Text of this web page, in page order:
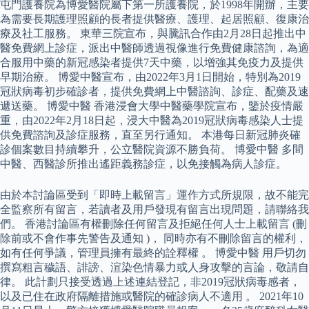
屯門護養院為博愛醫院屬下第一所護養院，於1998年開辦，主要
為需要長期護理照顧的長者提供醫療、護理、起居照顧、復康治
療及社工服務。 東華三院宣布，與騰訊合作由2月28日起推出中
醫免費網上診症，派出中醫師透過視像進行免費健康諮詢，為適
合服用中藥的新冠感染者提供7天中藥，以增強其免疫力及提供
早期治療。 博愛中醫宣布，由2022年3月1日開始，特別為2019
冠狀病毒初步確診者，提供免費網上中醫諮詢、診症、配藥及速
遞送藥。 博愛中醫 香港浸會大學中醫藥學院宣布，鑒於疫情嚴
重，由2022年2月18日起，浸大中醫為2019冠狀病毒感染人士提
供免費諮詢及診症服務，直至另行通知。 本港每日新冠肺炎確
診個案數目持續攀升，公立醫院資源不勝負荷。 博愛中醫 多間
中醫、西醫診所推出遙距義務診症，以免接觸為病人診症。
由於本討論區受到「即時上載留言」運作方式所規限，故不能完
全監察所有留言，若讀者及用戶發現有留言出現問題，請聯絡我
們。 香港討論區有權刪除任何留言及拒絕任何人士上載留言 (刪
除前或不會作事先警告及通知 )， 同時亦有不刪除留言的權利，
如有任何爭議，管理員擁有最終的詮釋權 。 博愛中醫 用戶切勿
撰寫粗言穢語、誹謗、渲染色情暴力或人身攻擊的言論，敬請自
律。 此計劃只接受透過上述連結登記，非2019冠狀病毒感者，
以及已住在政府隔離措施或醫院的確診病人不適用 。 2021年10